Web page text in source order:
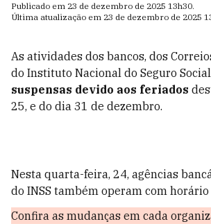
Publicado em 23 de dezembro de 2025 13h30.
Última atualização em 23 de dezembro de 2025
As atividades dos bancos, dos
do Instituto Nacional do Seguro Social
suspensas devido aos feriados
25, e do dia 31 de dezembro.
Nesta quarta-feira, 24, agências
do INSS também operam com
Confira as mudanças em cada